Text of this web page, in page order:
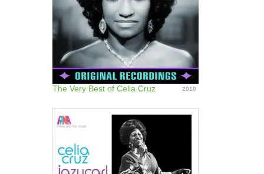
The Very Best of Celia Cruz 2010